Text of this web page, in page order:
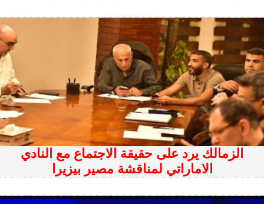
الزمالك يرد على حقيقة الاجتماع مع النادي
الاماراتي لمناقشة مصير بيزيرا